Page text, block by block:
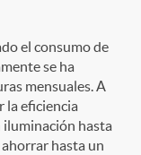
el consumo de
se ha
mensuales. A
la eficiencia
iluminación hasta
hasta un